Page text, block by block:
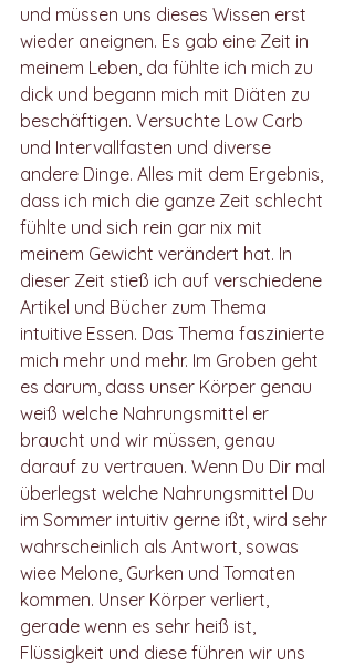
und müssen uns dieses Wissen erst
wieder aneignen. Es gab eine Zeit in
meinem Leben, da fühlte ich mich zu
dick und begann mich mit Diäten zu
beschäftigen. Versuchte Low Carb
und Intervallfasten und diverse
andere Dinge. Alles mit dem Ergebnis,
dass ich mich die ganze Zeit schlecht
fühlte und sich rein gar nix mit
meinem Gewicht verändert hat. In
dieser Zeit stieß ich auf verschiedene
Artikel und Bücher zum Thema
intuitive Essen. Das Thema faszinierte
mich mehr und mehr. Im Groben geht
es darum, dass unser Körper genau
weiß welche Nahrungsmittel er
braucht und wir müssen, genau
darauf zu vertrauen. Wenn Du Dir mal
überlegst welche Nahrungsmittel Du
im Sommer intuitiv gerne ißt, wird sehr
wahrscheinlich als Antwort, sowas
wiee Melone, Gurken und Tomaten
kommen. Unser Körper verliert,
gerade wenn es sehr heiß ist,
Flüssigkeit und diese führen wir uns